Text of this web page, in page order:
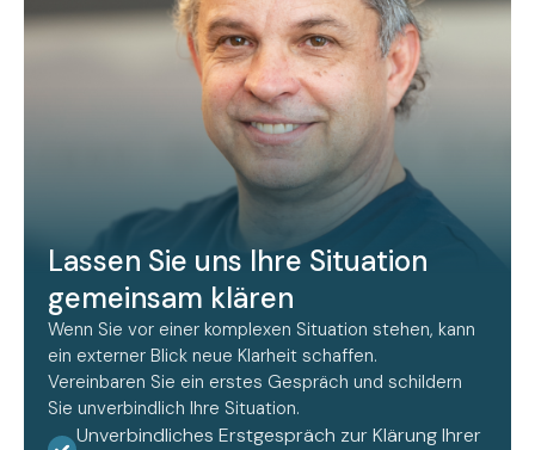
Lassen Sie uns Ihre Situation
gemeinsam klären
Wenn Sie vor einer komplexen Situation stehen, kann
ein externer Blick neue Klarheit schaffen.
Vereinbaren Sie ein erstes Gespräch und schildern
Sie unverbindlich Ihre Situation.
Unverbindliches Erstgespräch zur Klärung Ihrer